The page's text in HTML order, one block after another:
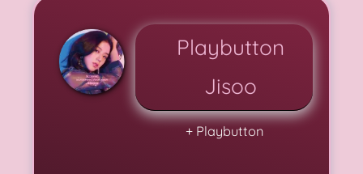
Playbutton
Jisoo
+ Playbutton